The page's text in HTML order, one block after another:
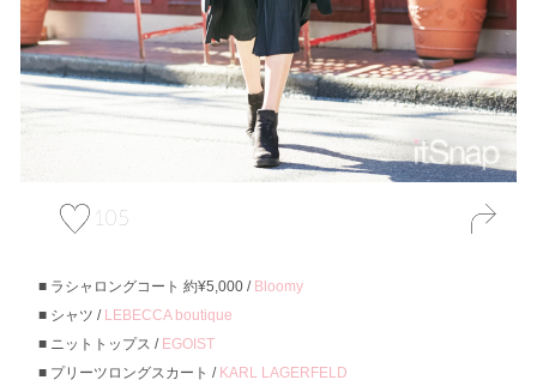
105
ラシャロングコート 約¥5,000 / Bloomy
シャツ / LEBECCA boutique
ニットトップス / EGOIST
プリーツロングスカート / KARL LAGERFELD